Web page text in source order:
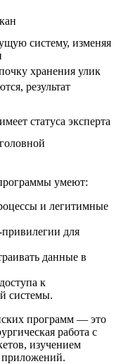
систему, изменяя
хранения улик
результат
статуса эксперта
умеют:
и легитимные
для
данные в
к
системы.
программ — это
работа с
изучением
приложений.